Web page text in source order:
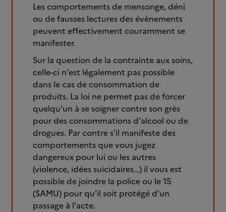
Les comportements de mensonge, déni
ou de fausses lectures des évènements
peuvent effectivement couramment se
manifester.
Sur la question de la contrainte aux soins,
celle-ci n'est légalement pas possible
dans le cas de consommation de
produits. La loi ne permet pas de forcer
quelqu'un à se soigner contre son grès
pour des consommations d'alcool ou de
drogues. Par contre s'il manifeste des
comportements que vous jugez
dangereux pour lui ou les autres
(violence, idées suicidaires…) il vous est
possible de joindre la police ou le 15
(SAMU) pour qu'il soit protégé d'un
passage à l'acte.